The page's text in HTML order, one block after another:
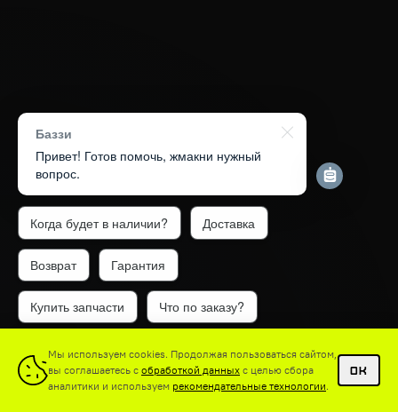
Мы используем cookies. Продолжая пользоваться сайтом,
вы соглашаетесь с обработкой данных с целью сбора
аналитики и используем рекомендательные технологии.
OK
1
Баззи
Привет! Готов помочь, жмакни нужный
вопрос.
Когда будет в наличии? Доставка
Возврат Гарантия
Купить запчасти Что по заказу?